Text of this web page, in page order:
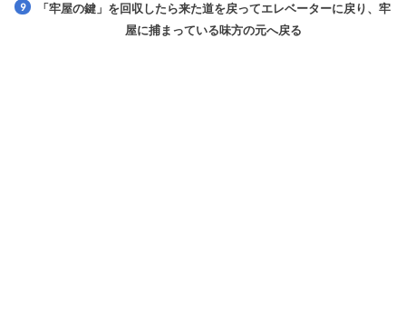
「牢屋の鍵」を回収したら来た道を戻ってエレベーターに戻り、牢
屋に捕まっている味方の元へ戻る